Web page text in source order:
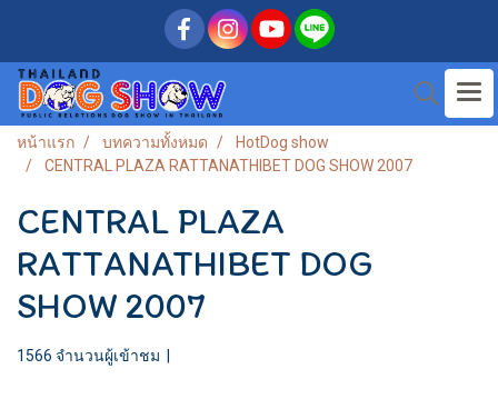
หน้าแรก บทความทั้งหมด
HotDog show
CENTRAL PLAZA RATTANATHIBET DOG SHOW 2007
CENTRAL PLAZA
RATTANATHIBET DOG
SHOW 2007
1566 จำนวนผู้เข้าชม